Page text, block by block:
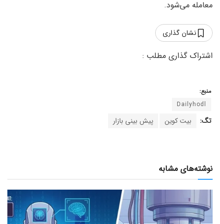
معامله می‌شود.
نشان گذاری
منبع:
Dailyhodl
تگ: بیت کوین پیش بینی بازار
نوشته‌های مشابه